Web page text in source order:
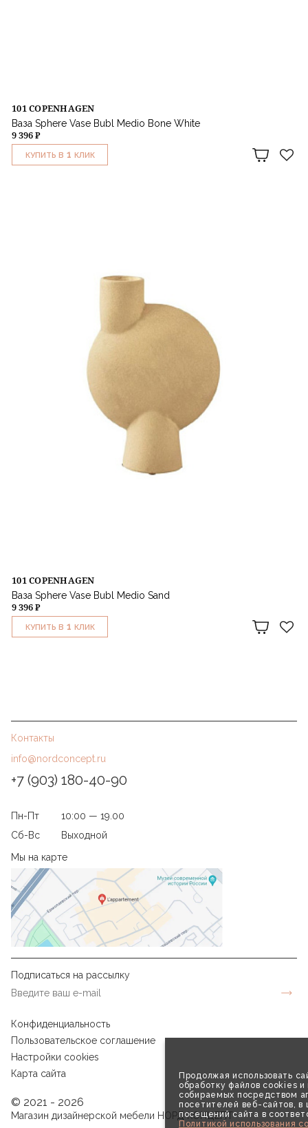
Продолжая использовать
обработку файлов cookies и
собираемых посредством
посетителей веб-сайтов, в
посещений сайта в
Политикой использования
101 COPENHAGEN
Ваза Sphere Vase Bubl Medio Bone White
9 396 ₽
КУПИТЬ В 1 КЛИК
101 COPENHAGEN
Ваза Sphere Vase Bubl Medio Sand
9 396 ₽
КУПИТЬ В 1 КЛИК
Контакты
info@nordconcept.ru
+7 (903) 180-40-90
Пн-Пт
10:00 — 19.00
Сб-Вс
Выходной
Мы на карте
Подписаться на рассылку
Конфиденциальность
Пользовательское соглашение
Настройки cookies
Карта сайта
© 2021 - 2026
Магазин дизайнерской мебели НОРД КОНЦЕПТ